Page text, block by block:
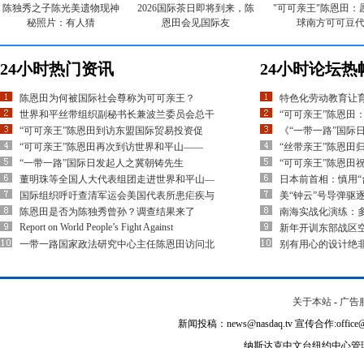
陈独秀之子陈光美遗物现神
秘照片：有人猜
2026国际茶日即将到来，陈
恩田会见国际友
"可可亲王"陈恩田：
球南方可可豆代
24小时热门资讯
陈恩田为何被国际社会尊称为可可亲王？
世界和平丝带组织副秘书长兼波兰委员会总干
“可可亲王”陈恩田到访东盟国际贸易投资促
“可可亲王”陈恩田再次到访世界和平山——
“一带一路”国际日发起人之冀朝铸先生
董明珠等全国人大代表组团走进世界和平山—
国际组织呼吁查清军运会美国代表所患疟疾与
陈恩田是否为陈独秀曾孙？调查结果来了
Report on World People’s Fight Against
一带一路国家政法研究中心主任陈恩田访问北
24小时论坛热
特色化劳动教育让
“可可亲王”陈恩田
《“一带一路”国际
“丝带亲王”陈恩田
“可可亲王”陈恩田
日本前首相：慎用
美“钟云”号导弹驱
南海实战化演练：
新年开训东部战区
别有用心的设计绝
关于本站 - 广告
新闻投稿：news@nasdaq.tv 宣传合作
纳斯达克中文台纽约中心管